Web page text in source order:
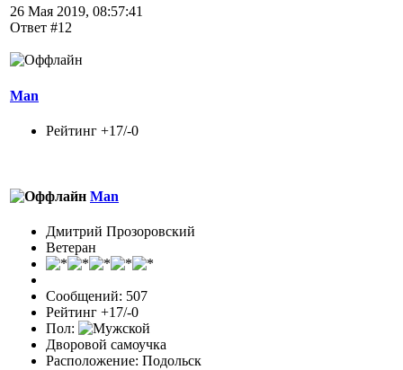
26 Мая 2019, 08:57:41
Ответ #12
Man
Рейтинг +17/-0
Man
Дмитрий Прозоровский
Ветеран
Сообщений: 507
Рейтинг +17/-0
Пол:
Дворовой самоучка
Расположение: Подольск